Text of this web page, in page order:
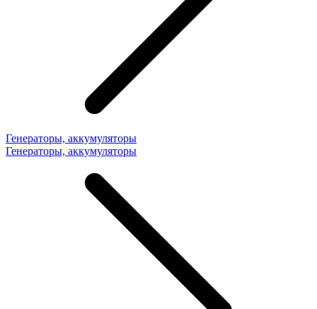
Генераторы, аккумуляторы
Генераторы, аккумуляторы